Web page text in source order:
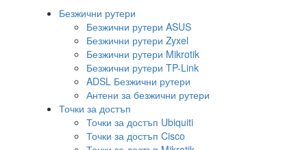
Безжични рутери
Безжични рутери ASUS
Безжични рутери Zyxel
Безжични рутери Mikrotik
Безжични рутери TP-Link
ADSL Безжични рутери
Антени за безжични рутери
Точки за достъп
Точки за достъп Ubiquiti
Точки за достъп Cisco